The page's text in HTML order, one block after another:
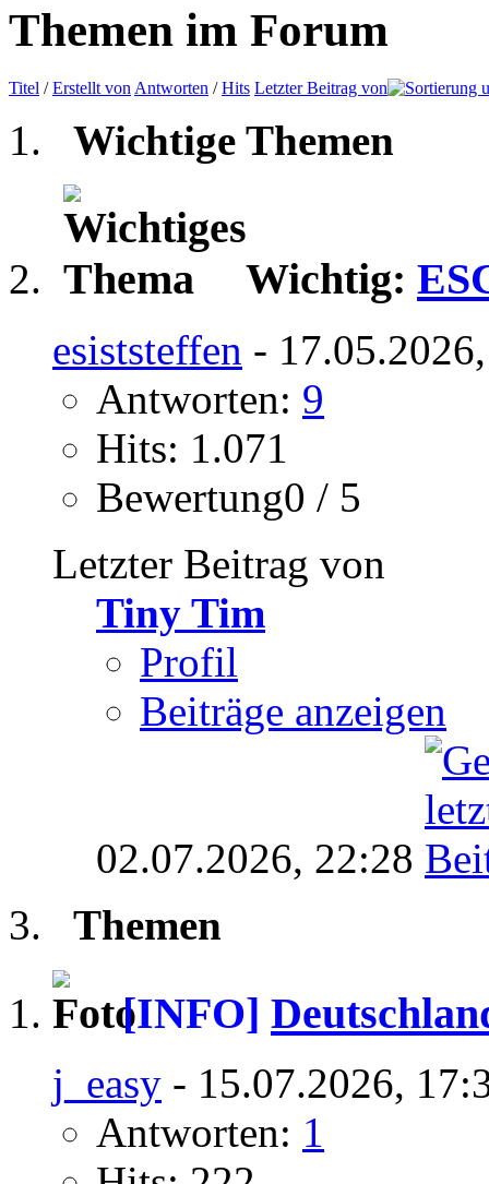
Themen im Forum
Titel /Erstellt von Antworten /Hits Letzter Beitrag von
Wichtige Themen
Wichtig:
esiststeffen -
Antworten: 9
Hits: 1.071
Bewertung0 / 5
Letzter Beitrag von
Tiny Tim
Profil
Beiträge anzeigen
02.07.2026, 22:28
Themen
[INFO]
j_easy - 15.07.2026,
Antworten: 1